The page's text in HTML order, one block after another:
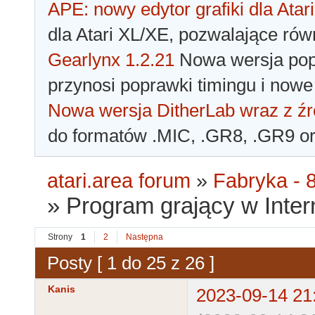
APE: nowy edytor grafiki dla Atari
dla Atari XL/XE, pozwalające
Gearlynx 1.2.21 Nowa wersja
przynosi poprawki timingu i
Nowa wersja DitherLab wraz z
do formatów .MIC, .GR8, .GR9
atari.area forum » Fabryka -
» Program grający w
Strony 1 2 Następna
Posty [ 1 do 25 z 26 ]
Kanis
2023-09-14